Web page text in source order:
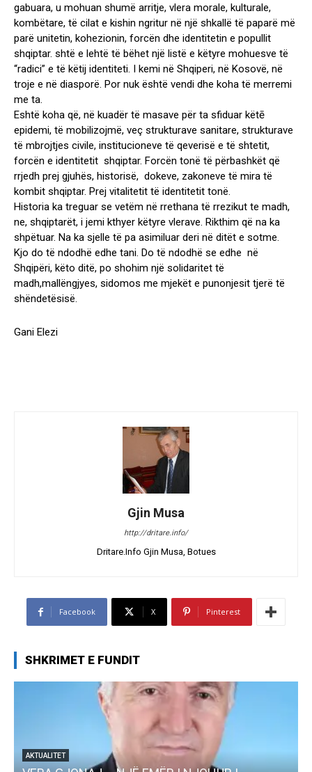
gabuara, u mohuan shumë arritje, vlera morale, kulturale,
kombëtare, të cilat e kishin ngritur në një shkallë të paparë më
parë unitetin, kohezionin, forcën dhe identitetin e popullit
shqiptar. shtë e lehtë të bëhet një listë e këtyre mohuesve të
“radici” e të këtij identiteti. I kemi në Shqiperi, në Kosovë, në
troje e në diasporë. Por nuk është vendi dhe koha të merremi
me ta.
Eshtë koha që, në kuadër të masave për ta sfiduar këtē
epidemi, të mobilizojmë, veç strukturave sanitare, strukturave
të mbrojtjes civile, institucioneve të qeverisë e të shtetit,
forcën e identitetit shqiptar. Forcën tonë të përbashkët që
rrjedh prej gjuhës, historisë, dokeve, zakoneve të mira të
kombit shqiptar. Prej vitalitetit të identitetit tonë.
Historia ka treguar se vetëm në rrethana të rrezikut te madh,
ne, shqiptarët, i jemi kthyer këtyre vlerave. Rikthim që na ka
shpëtuar. Na ka sjelle të pa asimiluar deri në ditët e sotme.
Kjo do të ndodhë edhe tani. Do të ndodhë se edhe në
Shqipëri, këto ditë, po shohim një solidaritet të
madh,mallëngjyes, sidomos me mjekët e punonjesit tjerë të
shëndetësisë.
Gani Elezi
Gjin Musa
http://dritare.info/
Dritare.Info Gjin Musa, Botues
Facebook X Pinterest
SHKRIMET E FUNDIT